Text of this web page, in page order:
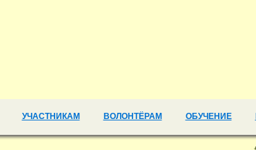
УЧАСТНИКАМ ВОЛОНТЁРАМ ОБУЧЕНИЕ